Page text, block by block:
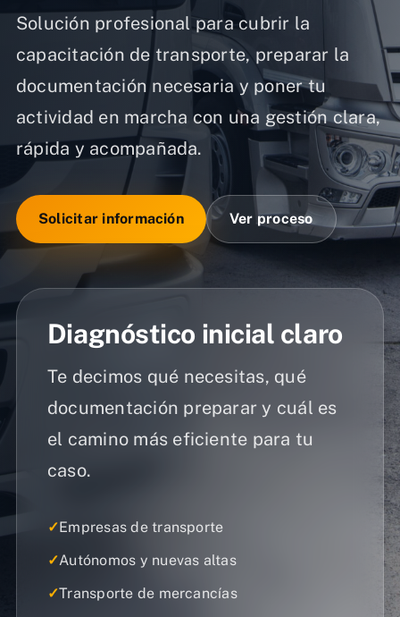
Solución profesional para cubrir la
capacitación de transporte, preparar la
documentación necesaria y poner tu
actividad en marcha con una gestión clara,
rápida y acompañada.
Solicitar información Ver proceso
Diagnóstico inicial claro
Te decimos qué necesitas, qué
documentación preparar y cuál es
el camino más eficiente para tu
caso.
✓Empresas de transporte
✓Autónomos y nuevas altas
✓Transporte de mercancías